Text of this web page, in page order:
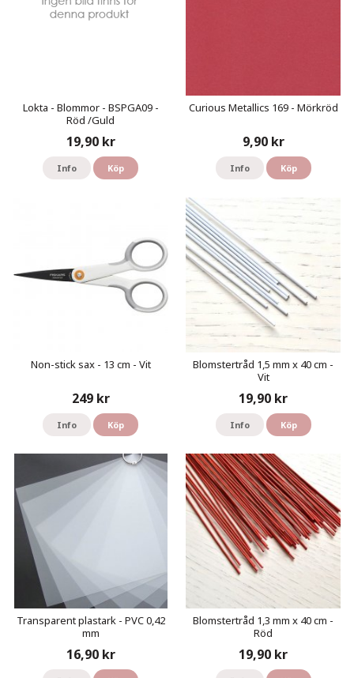
Lokta - Blommor - BSPGA09 -
Röd /Guld
19,90 kr
Info Köp
Curious Metallics 169 - Mörkröd
9,90 kr
Info Köp
Non-stick sax - 13 cm - Vit
249 kr
Info Köp
Blomstertråd 1,5 mm x 40 cm -
Vit
19,90 kr
Info Köp
Transparent plastark - PVC 0,42
mm
16,90 kr
Blomstertråd 1,3 mm x 40 cm -
Röd
19,90 kr